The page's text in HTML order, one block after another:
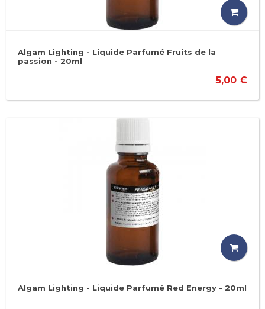
Algam Lighting - Liquide Parfumé Fruits de la
passion - 20ml
5,00 €
Algam Lighting - Liquide Parfumé Red Energy - 20ml